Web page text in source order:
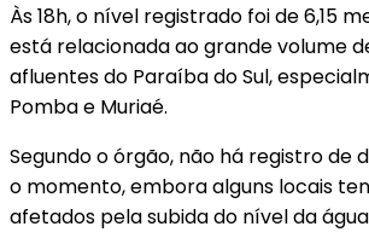
Às 18h, o nível registrado foi de 6,15
está relacionada ao grande volume
afluentes do Paraíba do Sul,
Pomba e Muriaé.
Segundo o órgão, não há registro de
o momento, embora alguns locais
afetados pela subida do nível da